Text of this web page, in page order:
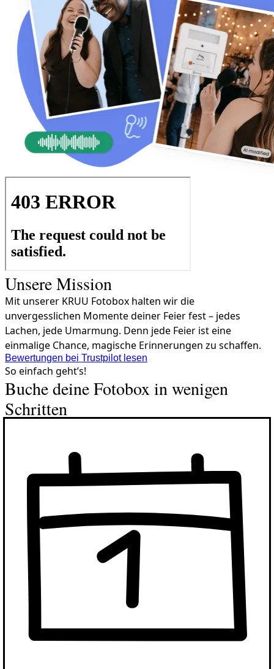
Unsere Mission
Mit unserer KRUU Fotobox halten wir die
unvergesslichen Momente deiner Feier fest – jedes
Lachen, jede Umarmung. Denn jede Feier ist eine
einmalige Chance, magische Erinnerungen zu schaffen.
Bewertungen bei Trustpilot lesen
So einfach geht’s!
Buche deine Fotobox in wenigen
Schritten